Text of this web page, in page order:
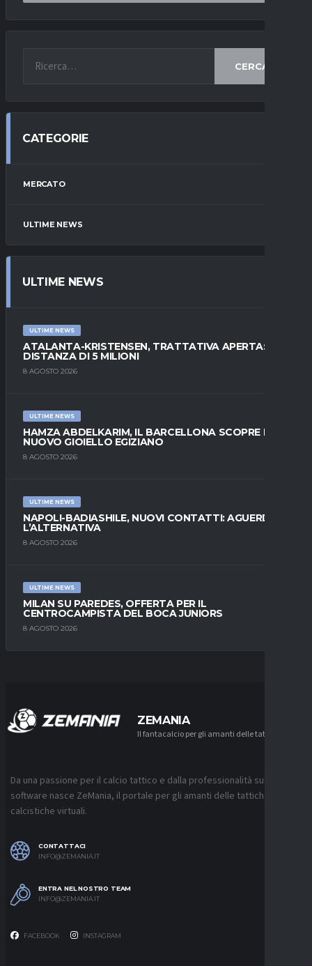
CERCA
CATEGORIE
MERCATO
ULTIME NEWS
ULTIME NEWS
ULTIME NEWS
ATALANTA-KRISTENSEN, TRATTATIVA APERTA:
DISTANZA DI 5 MILIONI
8 AGOSTO 2026
ULTIME NEWS
HAMZA ABDELKARIM, IL BARCELLONA SCOPRE IL
NUOVO GIOIELLO EGIZIANO
8 AGOSTO 2026
ULTIME NEWS
NAPOLI-BADIASHILE, NUOVI CONTATTI: AGUERD È
L’ALTERNATIVA
8 AGOSTO 2026
ULTIME NEWS
MILAN SU PAREDES, OFFERTA PER IL
CENTROCAMPISTA DEL BOCA JUNIORS
8 AGOSTO 2026
ZEMANIA
Il fantacalcio per gli amanti delle tattiche
Da una passione per il calcio tattico e dalla professionalità sui
software nasce ZeMania, il portale per gli amanti delle tattiche
calcistiche virtuali.
CONTATTACI
INFO@ZEMANIA.IT
ENTRA NEL NOSTRO TEAM
INFO@ZEMANIA.IT
FACEBOOK INSTAGRAM